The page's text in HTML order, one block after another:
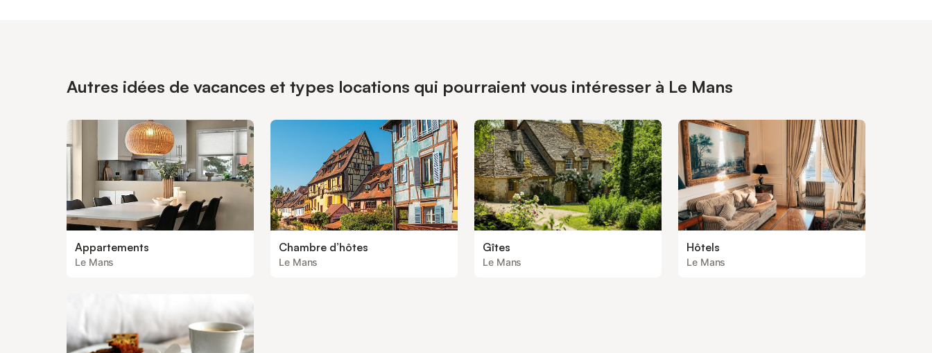
Autres idées de vacances et types locations qui pourraient vous intéresser à Le Mans
Appartements
Le Mans
Chambre d’hôtes
Le Mans
Gîtes
Le Mans
Hôtels
Le Mans